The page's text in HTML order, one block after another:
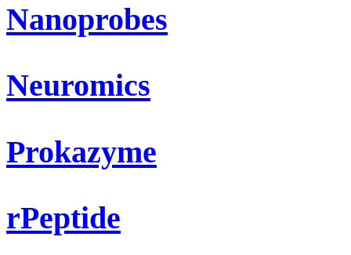
Nanoprobes
Neuromics
Prokazyme
rPeptide